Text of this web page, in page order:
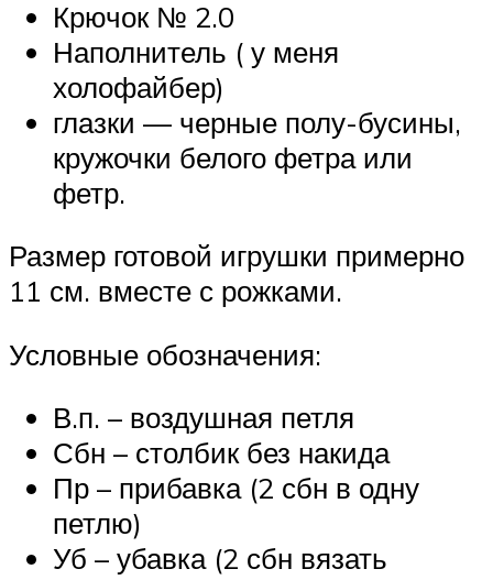
Крючок № 2.0
Наполнитель ( у меня
холофайбер)
глазки — черные полу-бусины,
кружочки белого фетра или
фетр.
Размер готовой игрушки примерно
11 см. вместе с рожками.
Условные обозначения:
В.п. – воздушная петля
Сбн – столбик без накида
Пр – прибавка (2 сбн в одну
петлю)
Уб – убавка (2 сбн вязать